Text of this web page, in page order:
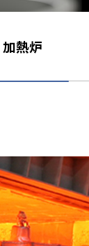
加熱炉